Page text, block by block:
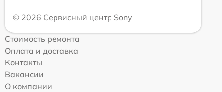
© 2026 Сервисный центр Sony
Стоимость ремонта
Оплата и доставка
Контакты
Вакансии
О компании